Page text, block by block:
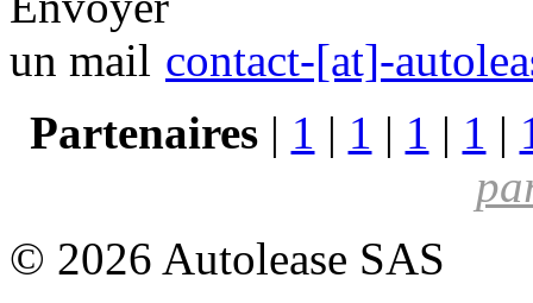
contact-[at]-
Partenaires| 1 | 1 | 1 | 1 |
© 2026 Autolease SAS